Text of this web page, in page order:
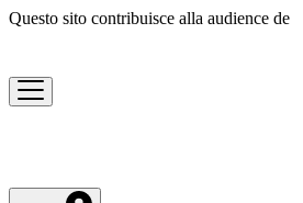
Questo sito contribuisce alla audience de